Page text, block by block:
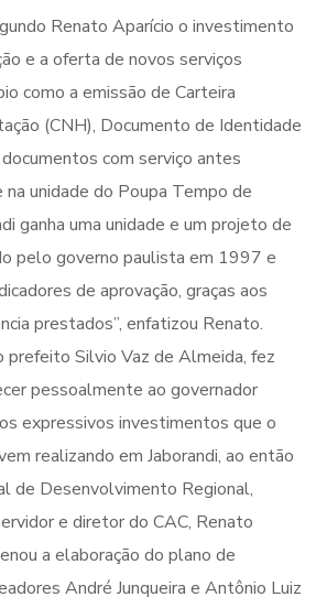
Renato Aparício o investimento
e a oferta de novos serviços
como a emissão de Carteira
(CNH), Documento de Identidade
com serviço antes
unidade do Poupa Tempo de
ganha uma unidade e um projeto de
pelo governo paulista em 1997 e
de aprovação, graças aos
prestados”, enfatizou Renato.
prefeito Silvio Vaz de Almeida, fez
pessoalmente ao governador
expressivos investimentos que o
realizando em Jaborandi, ao então
de Desenvolvimento Regional,
e diretor do CAC, Renato
a elaboração do plano de
André Junqueira e Antônio Luiz